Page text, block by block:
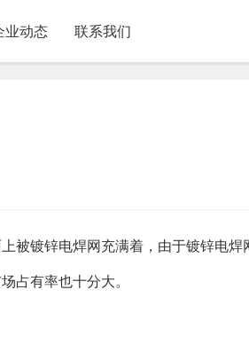
业动态 联系我们
被镀锌电焊网充满着，由于镀锌电焊
占有率也十分大。